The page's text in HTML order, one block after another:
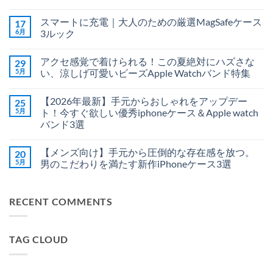
の
機
能
度
回
転
ド
＆
MagSafe
型
へ
ン
ト
は
あ
り
ま
17
6月
スマートに充電｜大人のための厳選MagSafeケース
3ルック
ー
ト
に
大
人
の
選
3
へ
の
ン
ト
は
り
ま
せ
29
5月
アクセ感覚で着けられる！この夏絶対にハズさな
い、涼しげ可愛いビーズApple Watchバンド特集
感
覚
で
る！
対
さ
な
ト
は
ま
せ
25
5月
【2026年最新】手元からおしゃれをアップデー
ト！今すぐ欲しい優秀iphoneケース＆Apple watch
バンド3選
新】
手
お
し
ア
ト
は
り
ま
20
5月
【メンズ向け】手元から圧倒的な存在感を放つ。
男のこだわりを満たす新作iPhoneケース3選
向
け】
ら
ト
は
り
RECENT COMMENTS
TAG CLOUD